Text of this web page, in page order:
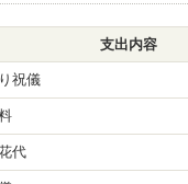
支出内容
祝儀
代